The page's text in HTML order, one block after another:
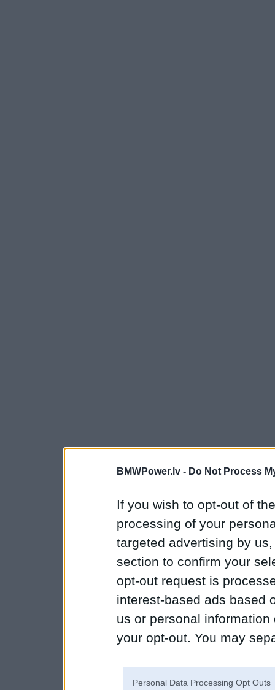
BMWPower.lv - Do Not Process
If you wish to opt-out of
processing of your
targeted advertising by
section to confirm your
opt-out request is
interest-based ads based
us or personal
your opt-out. You may
Personal Data Processing Opt Outs